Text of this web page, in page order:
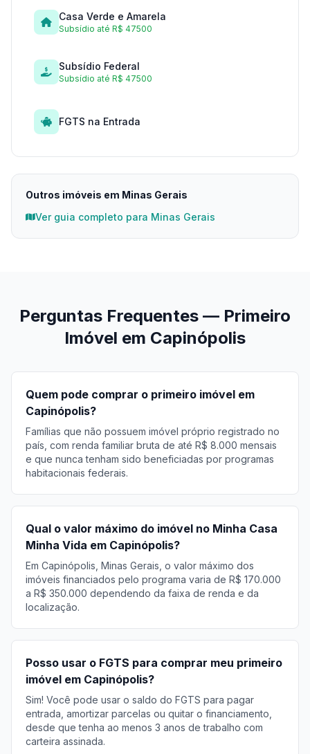
Casa Verde e Amarela
Subsídio até R$ 47500
Subsídio Federal
Subsídio até R$ 47500
FGTS na Entrada
Outros imóveis em Minas Gerais
Ver guia completo para Minas Gerais
Perguntas Frequentes — Primeiro
Imóvel em Capinópolis
Quem pode comprar o primeiro imóvel em
Capinópolis?
Famílias que não possuem imóvel próprio registrado no
país, com renda familiar bruta de até R$ 8.000 mensais
e que nunca tenham sido beneficiadas por programas
habitacionais federais.
Qual o valor máximo do imóvel no Minha Casa
Minha Vida em Capinópolis?
Em Capinópolis, Minas Gerais, o valor máximo dos
imóveis financiados pelo programa varia de R$ 170.000
a R$ 350.000 dependendo da faixa de renda e da
localização.
Posso usar o FGTS para comprar meu primeiro
imóvel em Capinópolis?
Sim! Você pode usar o saldo do FGTS para pagar
entrada, amortizar parcelas ou quitar o financiamento,
desde que tenha ao menos 3 anos de trabalho com
carteira assinada.